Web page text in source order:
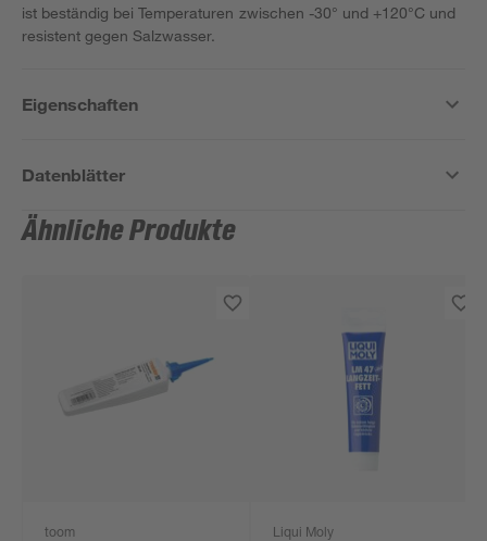
ist beständig bei Temperaturen zwischen -30° und +120°C und
resistent gegen Salzwasser.
Eigenschaften
Datenblätter
Ähnliche Produkte
toom Liqui Moly